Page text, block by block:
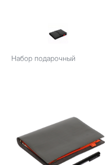
Набор подарочный